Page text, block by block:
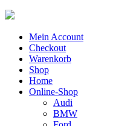
Mein Account
Checkout
Warenkorb
Shop
Home
Online-Shop
Audi
BMW